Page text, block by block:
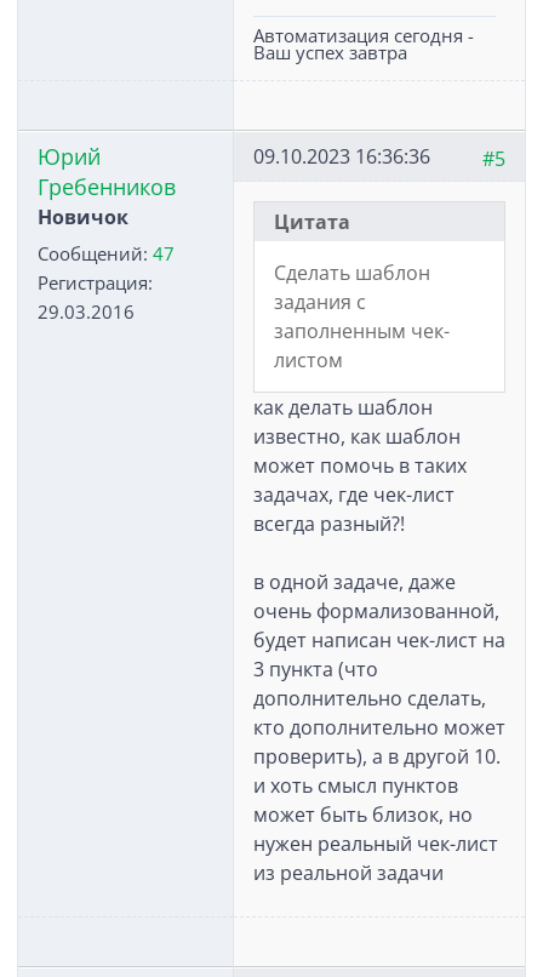
Автоматизация сегодня -
Ваш успех завтра
Юрий
Гребенников
Новичок
Сообщений: 47
Регистрация:
29.03.2016
#5
09.10.2023 16:36:36
Цитата
Сделать шаблон
задания с
заполненным чек-
листом
как делать шаблон
известно, как шаблон
может помочь в таких
задачах, где чек-лист
всегда разный?!
в одной задаче, даже
очень формализованной,
будет написан чек-лист на
3 пункта (что
дополнительно сделать,
кто дополнительно может
проверить), а в другой 10.
и хоть смысл пунктов
может быть близок, но
нужен реальный чек-лист
из реальной задачи